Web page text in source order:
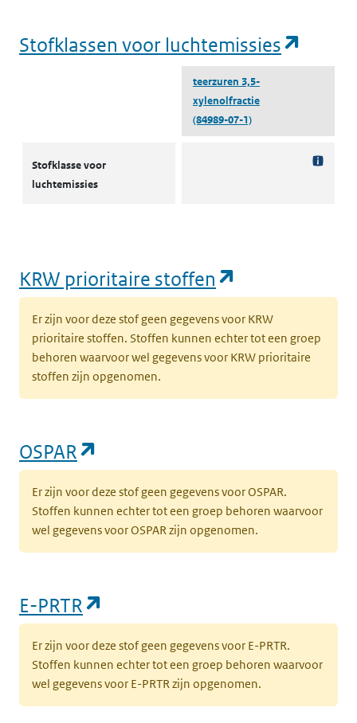
Stofklassen voor luchtemissies
teerzuren 3,5-
xylenolfractie
(84989-07-1)
Stofklasse voor
luchtemissies
KRW prioritaire stoffen
Er zijn voor deze stof geen gegevens voor KRW
prioritaire stoffen. Stoffen kunnen echter tot een groep
behoren waarvoor wel gegevens voor KRW prioritaire
stoffen zijn opgenomen.
OSPAR
Er zijn voor deze stof geen gegevens voor OSPAR.
Stoffen kunnen echter tot een groep behoren waarvoor
wel gegevens voor OSPAR zijn opgenomen.
E-PRTR
Er zijn voor deze stof geen gegevens voor E-PRTR.
Stoffen kunnen echter tot een groep behoren waarvoor
wel gegevens voor E-PRTR zijn opgenomen.